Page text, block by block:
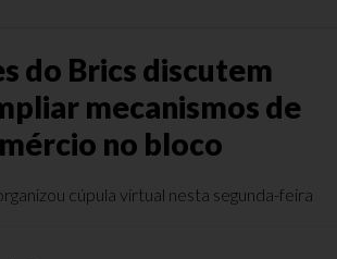
do Brics discutem
mecanismos de
no bloco
cúpula virtual nesta segunda-feira